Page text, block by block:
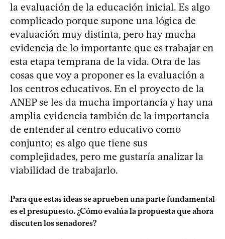
la evaluación de la educación inicial. Es algo
complicado porque supone una lógica de
evaluación muy distinta, pero hay mucha
evidencia de lo importante que es trabajar en
esta etapa temprana de la vida. Otra de las
cosas que voy a proponer es la evaluación a
los centros educativos. En el proyecto de la
ANEP se les da mucha importancia y hay una
amplia evidencia también de la importancia
de entender al centro educativo como
conjunto; es algo que tiene sus
complejidades, pero me gustaría analizar la
viabilidad de trabajarlo.
Para que estas ideas se aprueben una parte fundamental
es el presupuesto. ¿Cómo evalúa la propuesta que ahora
discuten los senadores?